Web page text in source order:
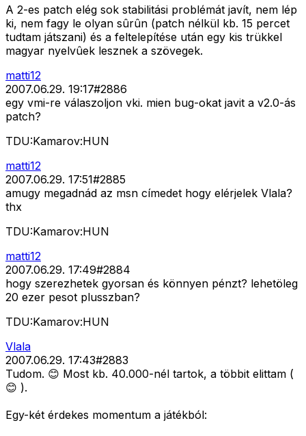
A 2-es patch elég sok stabilitási problémát javít, nem lép
ki, nem fagy le olyan sûrûn (patch nélkül kb. 15 percet
tudtam játszani) és a feltelepítése után egy kis trükkel
magyar nyelvûek lesznek a szövegek.
matti12
2007.06.29. 19:17#2886
egy vmi-re válaszoljon vki. mien bug-okat javit a v2.0-ás
patch?
TDU:Kamarov:HUN
matti12
2007.06.29. 17:51#2885
amugy megadnád az msn címedet hogy elérjelek Vlala?
thx
TDU:Kamarov:HUN
matti12
2007.06.29. 17:49#2884
hogy szerezhetek gyorsan és könnyen pénzt? lehetöleg
20 ezer pesot plusszban?
TDU:Kamarov:HUN
Vlala
2007.06.29. 17:43#2883
Tudom. 😊 Most kb. 40.000-nél tartok, a többit elittam (
😊 ).
Egy-két érdekes momentum a játékból: